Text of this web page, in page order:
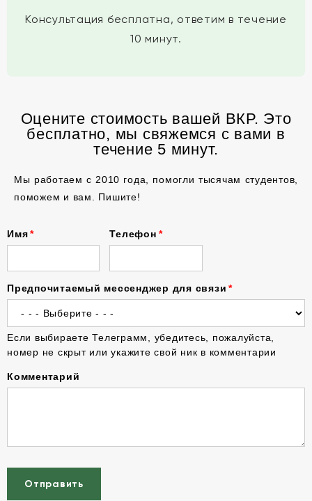
Консультация бесплатна, ответим в течение
10 минут.
Оцените стоимость вашей ВКР. Это
бесплатно, мы свяжемся с вами в
течение 5 минут.
Мы работаем с 2010 года, помогли тысячам студентов,
поможем и вам. Пишите!
Имя Телефон
Предпочитаемый мессенджер для связи
Если выбираете Телеграмм, убедитесь, пожалуйста,
номер не скрыт или укажите свой ник в комментарии
Комментарий
Отправить